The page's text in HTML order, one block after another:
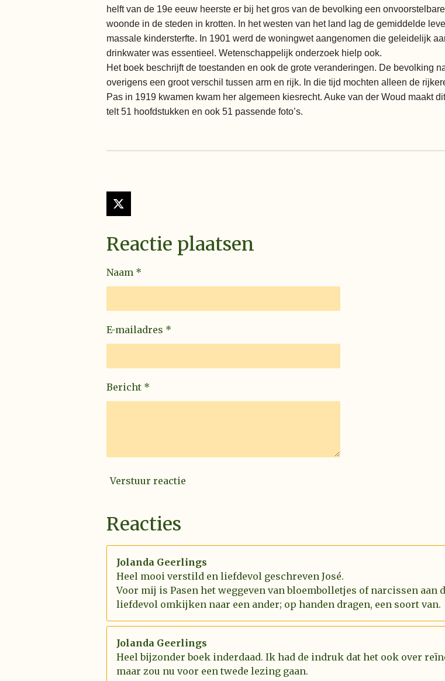
helft van de 19e eeuw heerste er bij het gros van de bevolking een
woonde in de steden in krotten. In het westen van het land lag de gemiddelde
massale kindersterfte. In 1901 werd de woningwet aangenomen die geleidelijk
drinkwater was essentieel. Wetenschappelijk onderzoek hielp ook.
Het boek beschrijft de toestanden en ook de grote veranderingen. De bevolking
overigens een groot verschil tussen arm en rijk. In die tijd mochten alleen de
Pas in 1919 kwamen kwam her algemeen kiesrecht. Auke van der Woud maakt
telt 51 hoofdstukken en ook 51 passende foto’s.
X
Reactie plaatsen
Naam *
E-mailadres *
Bericht *
Verstuur reactie
Reacties
Jolanda Geerlings
Heel mooi verstild en liefdevol geschreven José.
Voor mij is Pasen het weggeven van bloembolletjes of narcissen aan
liefdevol omkijken naar een ander; op handen dragen, een soort van.
Jolanda Geerlings
Heel bijzonder boek inderdaad. Ik had de indruk dat het ook over
maar zou nu voor een twede lezing gaan.